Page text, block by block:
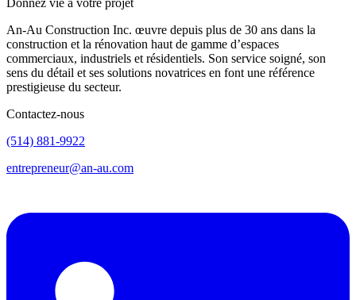
Donnez vie à votre projet
An-Au Construction Inc. œuvre depuis plus de 30 ans dans la
construction et la rénovation haut de gamme d’espaces
commerciaux, industriels et résidentiels. Son service soigné, son
sens du détail et ses solutions novatrices en font une référence
prestigieuse du secteur.
Contactez-nous
(514) 881-9922
entrepreneur@an-au.com